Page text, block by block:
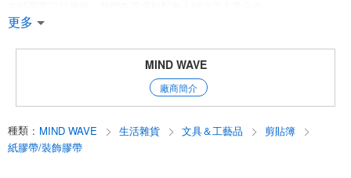
採用直線裁切，是一款用途廣泛、易於搭配任何物品的實用單品。
無論是紙藝創作、禮品包裝還是手賬裝飾，它都能完美勝任。
只需輕輕一貼，即可輕松增添一抹獨特風采，讓裝飾過程更加有趣。
更多
MIND WAVE
廠商簡介
種類 : MIND WAVE 生活雜貨 文具＆工藝品
剪貼簿
紙膠帶/裝飾膠帶